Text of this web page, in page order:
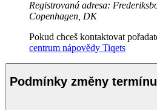
Registrovaná adresa:
Copenhagen, DK
Pokud chceš kontaktovat
centrum nápovědy Tiqets
Podmínky změny